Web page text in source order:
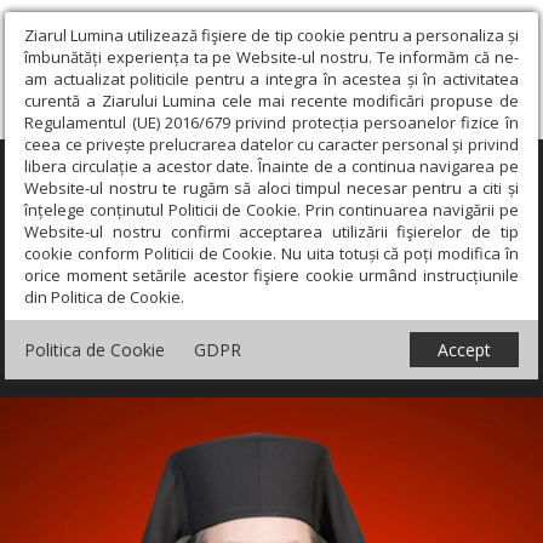
Ziarul Lumina utilizează fişiere de tip cookie pentru a personaliza și
îmbunătăți experiența ta pe Website-ul nostru. Te informăm că ne-
am actualizat politicile pentru a integra în acestea și în activitatea
curentă a Ziarului Lumina cele mai recente modificări propuse de
Regulamentul (UE) 2016/679 privind protecția persoanelor fizice în
ceea ce privește prelucrarea datelor cu caracter personal și privind
libera circulație a acestor date. Înainte de a continua navigarea pe
Website-ul nostru te rugăm să aloci timpul necesar pentru a citi și
înțelege conținutul Politicii de Cookie. Prin continuarea navigării pe
Website-ul nostru confirmi acceptarea utilizării fişierelor de tip
cookie conform Politicii de Cookie. Nu uita totuși că poți modifica în
orice moment setările acestor fişiere cookie urmând instrucțiunile
din Politica de Cookie.
Politica de Cookie GDPR Accept
×